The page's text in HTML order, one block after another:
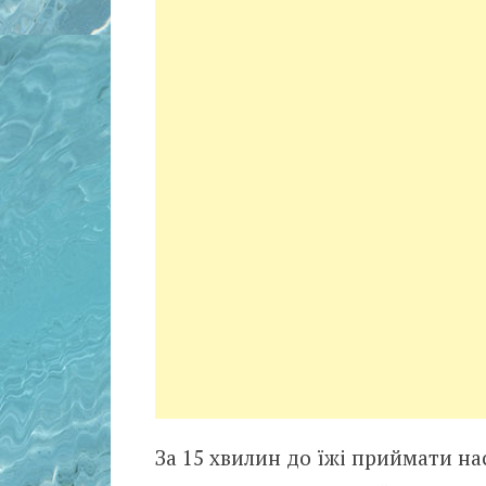
За 15 хвилин до їжі приймати